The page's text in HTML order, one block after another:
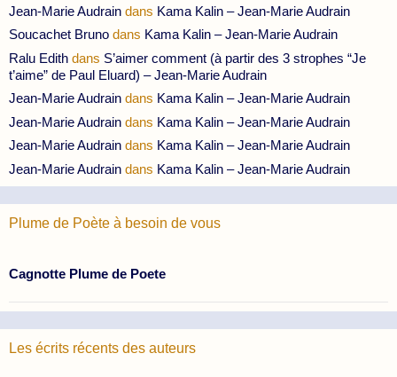
Jean-Marie Audrain dans Kama Kalin – Jean-Marie Audrain
Soucachet Bruno dans Kama Kalin – Jean-Marie Audrain
Ralu Edith dans S’aimer comment (à partir des 3 strophes “Je
t’aime” de Paul Eluard) – Jean-Marie Audrain
Jean-Marie Audrain dans Kama Kalin – Jean-Marie Audrain
Jean-Marie Audrain dans Kama Kalin – Jean-Marie Audrain
Jean-Marie Audrain dans Kama Kalin – Jean-Marie Audrain
Jean-Marie Audrain dans Kama Kalin – Jean-Marie Audrain
Plume de Poète à besoin de vous
Cagnotte Plume de Poete
Les écrits récents des auteurs